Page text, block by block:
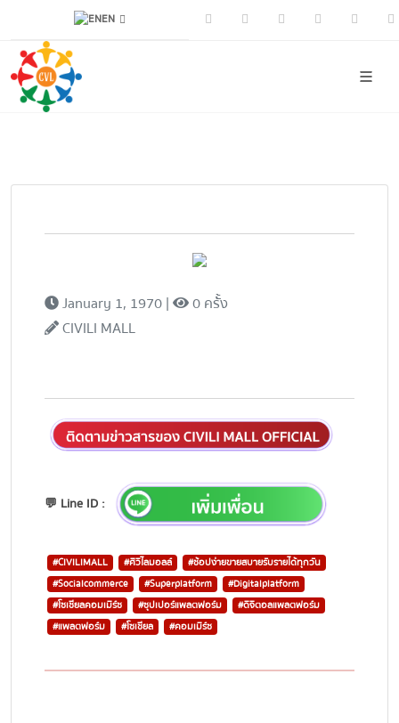
EN Facebook Youtube Instagram Tiktok
January 1, 1970 |
0 ครั้้ง
CIVILI MALL
💬 Line ID :
#CIVILIMALL #ศิวิไลมอลล์
#ช้อปง่ายขายสบายรับรายได้ทุกวัน
#Socialcommerce
#Superplatform
#Digitalplatform
#โซเชียลคอมเมิร์ซ
#ซุปเปอร์แพลตฟอร์ม
#ดิจิตอลแพลตฟอร์ม
#แพลตฟอร์ม
#โซเชียล #คอมเมิร์ซ